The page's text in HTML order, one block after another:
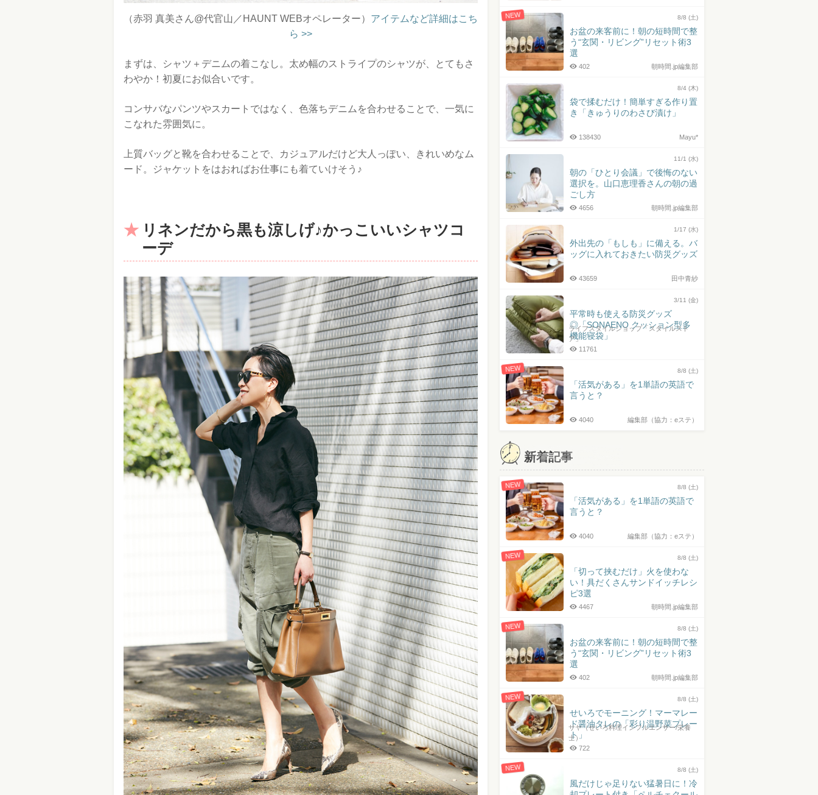
（赤羽 真美さん@代官山／HAUNT WEBオペレーター） アイテムなど詳細はこち
ら >>
まずは、シャツ＋デニムの着こなし。太め幅のストライプのシャツが、とてもさ
わやか！初夏にお似合いです。
コンサバなパンツやスカートではなく、色落ちデニムを合わせることで、一気に
こなれた雰囲気に。
上質バッグと靴を合わせることで、カジュアルだけど大人っぽい、きれいめなム
ード。ジャケットをはおればお仕事にも着ていけそう♪
リネンだから黒も涼しげ♪かっこいいシャツコ
ーデ
NEW 8/8 (土)
お盆の来客前に！朝の短時間で整
う“玄関・リビング”リセット術3
選
朝時間.jp編集部
402
8/4 (木)
袋で揉むだけ！簡単すぎる作り置
き「きゅうりのわさび漬け」
Mayu*
138430
11/1 (水)
朝の「ひとり会議」で後悔のない
選択を。山口恵理香さんの朝の過
ごし方
朝時間.jp編集部
4656
1/17 (水)
外出先の「もしも」に備える。バ
ッグに入れておきたい防災グッズ
田中青紗
43659
3/11 (金)
平常時も使える防災グッズ
◎「SONAENO クッション型多
機能寝袋」
ライフスタイルショップ「スタイルスト
ア」
11761
NEW 8/8 (土)
「活気がある」を1単語の英語で
言うと？
編集部（協力：eステ）
4040
新着記事
NEW 8/8 (土)
「活気がある」を1単語の英語で
言うと？
編集部（協力：eステ）
4040
NEW 8/8 (土)
「切って挟むだけ」火を使わな
い！具だくさんサンドイッチレシ
ピ3選
朝時間.jp編集部
4467
NEW 8/8 (土)
お盆の来客前に！朝の短時間で整
う“玄関・リビング”リセット術3
選
朝時間.jp編集部
402
NEW 8/8 (土)
せいろでモーニング！マーマレー
ド醤油タレの「彩り温野菜プレー
ト」
サヤ（せいろ料理インフルエンサー/栄養
士）
722
NEW 8/8 (土)
風だけじゃ足りない猛暑日に！冷